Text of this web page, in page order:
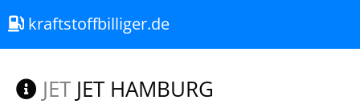
kraftstoffbilliger.de
JET JET HAMBURG